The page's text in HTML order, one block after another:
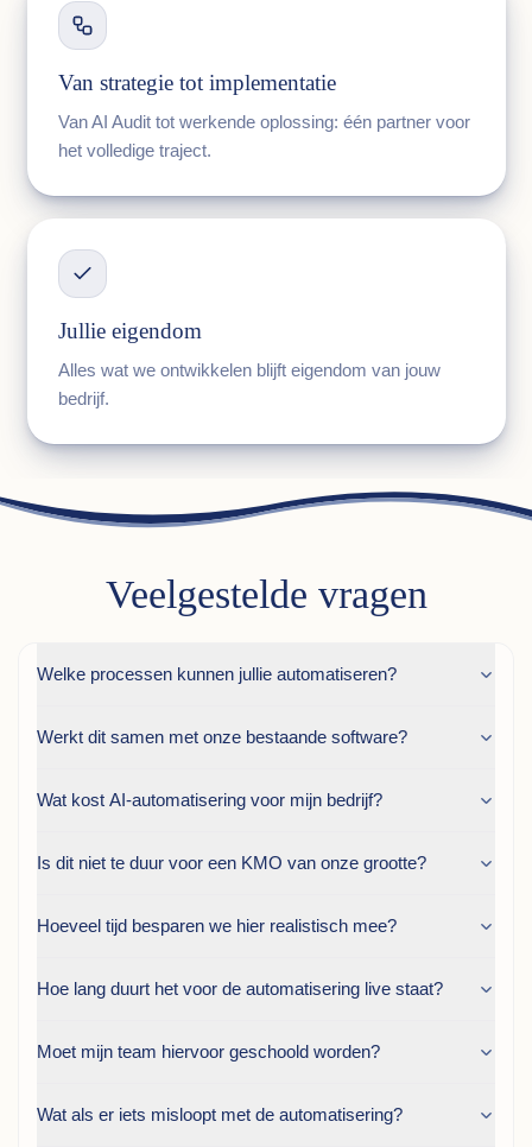
Van strategie tot implementatie
Van AI Audit tot werkende oplossing: één partner voor
het volledige traject.
Jullie eigendom
Alles wat we ontwikkelen blijft eigendom van jouw
bedrijf.
Veelgestelde vragen
Welke processen kunnen jullie automatiseren?
Werkt dit samen met onze bestaande software?
Wat kost AI-automatisering voor mijn bedrijf?
Is dit niet te duur voor een KMO van onze grootte?
Hoeveel tijd besparen we hier realistisch mee?
Hoe lang duurt het voor de automatisering live staat?
Moet mijn team hiervoor geschoold worden?
Wat als er iets misloopt met de automatisering?